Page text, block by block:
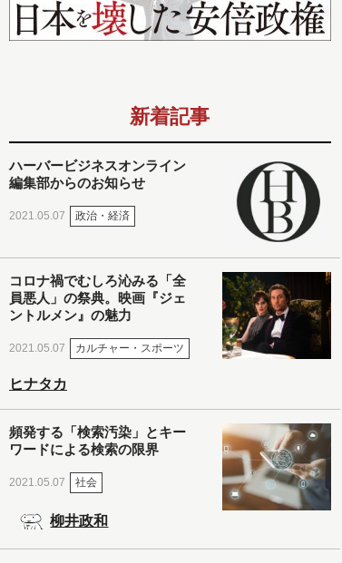
新着記事
ハーバービジネスオンライン
編集部からのお知らせ
2021.05.07 政治・経済
コロナ禍でむしろ沁みる「全
員悪人」の祭典。映画『ジェ
ントルメン』の魅力
2021.05.07 カルチャー・スポーツ
ヒナタカ
頻発する「検索汚染」とキー
ワードによる検索の限界
2021.05.07 社会
柳井政和